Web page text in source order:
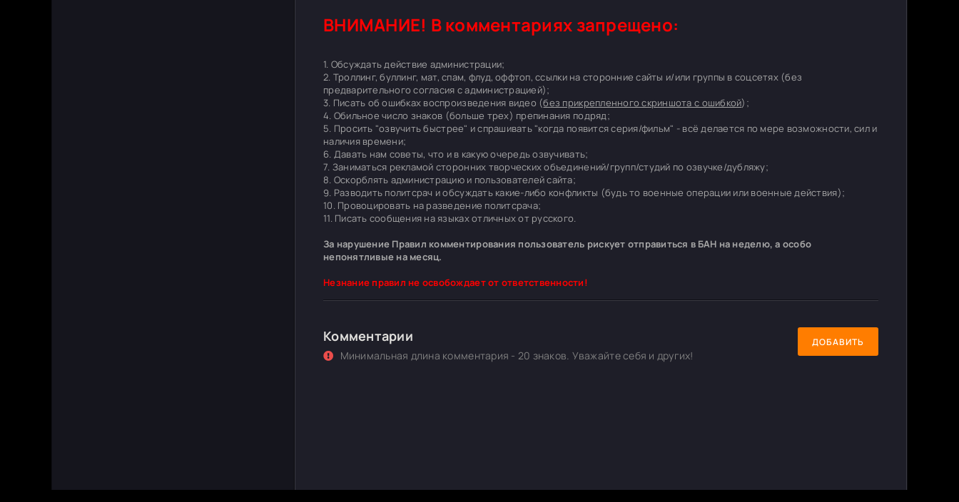
ВНИМАНИЕ! В комментариях запрещено:
1. Обсуждать действие администрации;
2. Троллинг, буллинг, мат, спам, флуд, оффтоп, ссылки на сторонние сайты и/или группы в соцсетях (без
предварительного согласия с администрацией);
3. Писать об ошибках воспроизведения видео (без прикрепленного скриншота с ошибкой);
4. Обильное число знаков (больше трех) препинания подряд;
5. Просить "озвучить быстрее" и спрашивать "когда появится серия/фильм" - всё делается по мере возможности, сил и
наличия времени;
6. Давать нам советы, что и в какую очередь озвучивать;
7. Заниматься рекламой сторонних творческих объединений/групп/студий по озвучке/дубляжу;
8. Оскорблять администрацию и пользователей сайта;
9. Разводить политсрач и обсуждать какие-либо конфликты (будь то военные операции или военные действия);
10. Провоцировать на разведение политсрача;
11. Писать сообщения на языках отличных от русского.
За нарушение Правил комментирования пользователь рискует отправиться в БАН на неделю, а особо
непонятливые на месяц.
Незнание правил не освобождает от ответственности!
Комментарии
Минимальная длина комментария - 20 знаков. Уважайте себя и других!
ДОБАВИТЬ